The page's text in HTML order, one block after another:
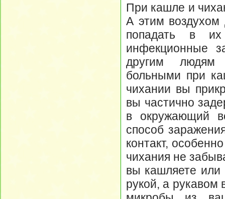
При кашле и
А этим
попадать в
инфекционные
другим людям
больными при
чихании вы
вы частично
в окружающий
способ
контакт,
чихания не
вы кашляете или
рукой, а рукавом